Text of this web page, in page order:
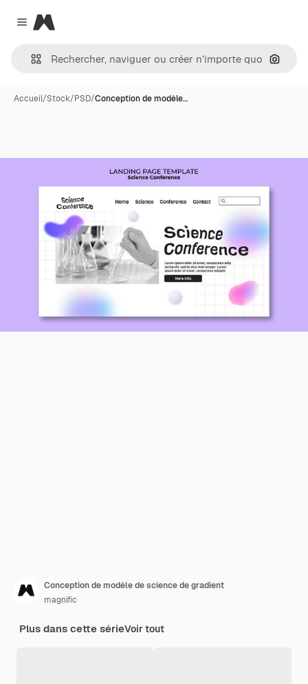
Close menu
Magnific
Accueil/Stock/PSD/Conception de modèle…
Conception de modèle de science de gradient
magnific
Plus dans cette sérieVoir tout